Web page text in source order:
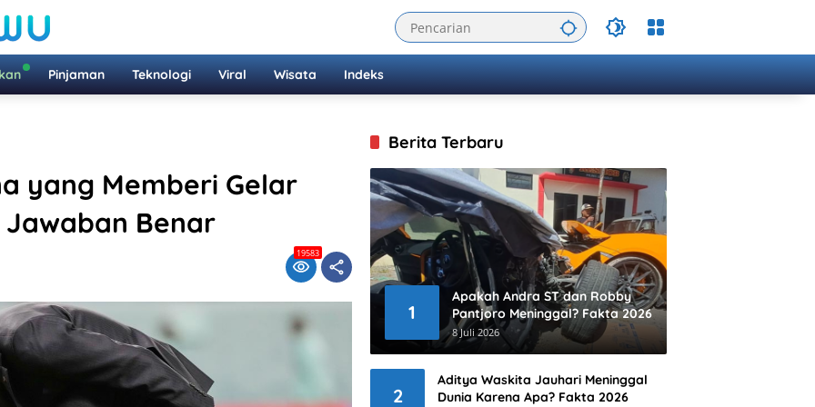
Pinjaman Teknologi Viral Wisata Indeks
yang Memberi Gelar
Jawaban Benar
19583
Berita Terbaru
1
Apakah Andra ST dan Robby
Pantjoro Meninggal? Fakta 2026
8 Juli 2026
2
Aditya Waskita Jauhari Meninggal
Dunia Karena Apa? Fakta 2026